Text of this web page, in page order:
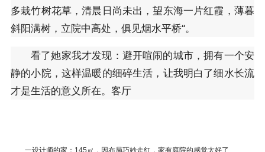
多栽竹树花草，清晨日尚未出，望东海一片红霞，薄暮
斜阳满树，立院中高处，俱见烟水平桥“。
看了她家我才发现：避开喧闹的城市，拥有一个安
静的小院，这样温暖的细碎生活，让我明白了细水长流
才是生活的意义所在。客厅
一设计师的家：145㎡，因布局巧妙走红，家有庭院的感觉太好了